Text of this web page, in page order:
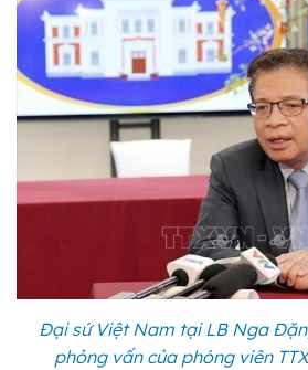
Đại sứ Việt Nam tại LB Nga
phỏng vấn của phóng viên